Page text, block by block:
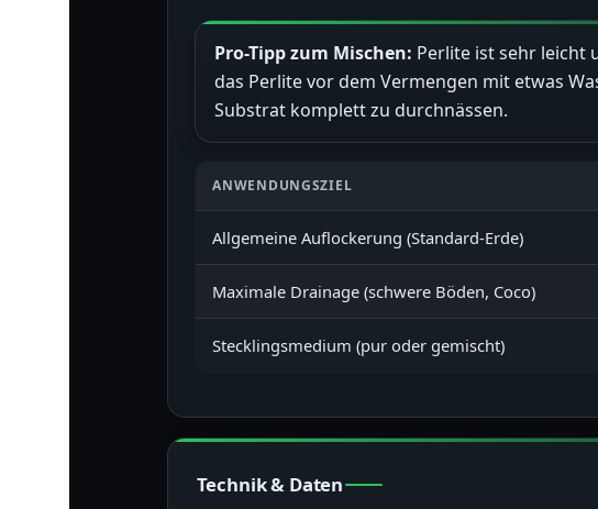
Pro-Tipp zum Mischen: Perlite ist sehr leicht
das Perlite vor dem Vermengen mit etwas
Substrat komplett zu durchnässen.
ANWENDUNGSZIEL
Allgemeine Auflockerung (Standard-Erde)
Maximale Drainage (schwere Böden, Coco)
Stecklingsmedium (pur oder gemischt)
Technik & Daten